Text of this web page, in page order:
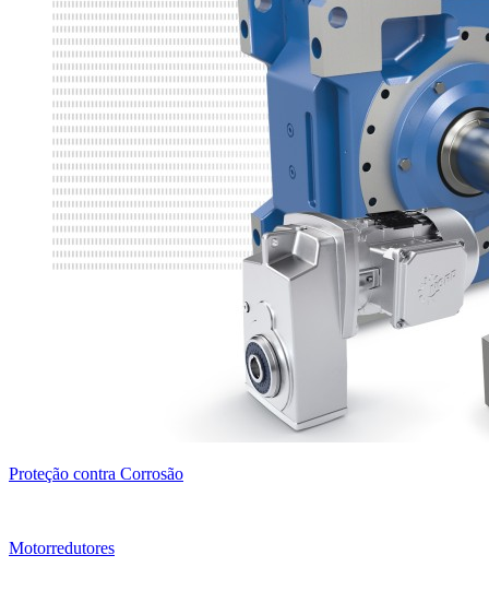
Proteção contra Corrosão
Motorredutores